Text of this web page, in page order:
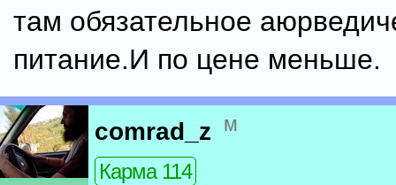
там обязательное
питание.И по цене меньше.
comrad_z м
Карма 114